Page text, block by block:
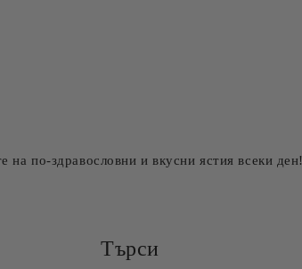
на по-здравословни и вкусни ястия всеки ден!
Търси